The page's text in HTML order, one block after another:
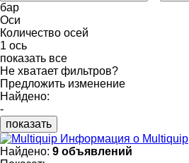
бар
Оси
Количество осей
1 ось
показать все
Не хватает фильтров?
Предложить изменение
Найдено:
-
показать
Информация о Multiquip
Найдено: 9 объявлений